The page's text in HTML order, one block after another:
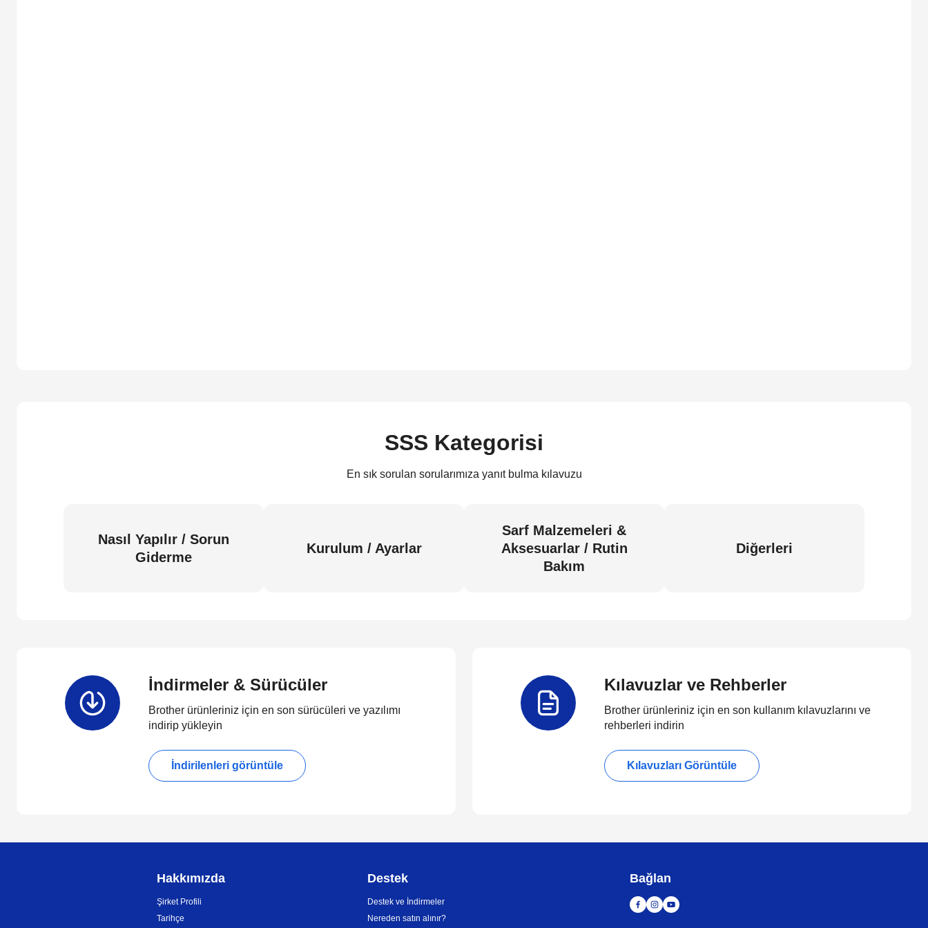
SSS Kategorisi
En sık sorulan sorularımıza yanıt bulma kılavuzu
Nasıl Yapılır / Sorun
Giderme
Kurulum / Ayarlar
Sarf Malzemeleri &
Aksesuarlar / Rutin
Bakım
Diğerleri
İndirmeler & Sürücüler
Brother ürünleriniz için en son sürücüleri ve yazılımı
indirip yükleyin
İndirilenleri görüntüle
Kılavuzlar ve Rehberler
Brother ürünleriniz için en son kullanım kılavuzlarını ve
rehberleri indirin
Kılavuzları Görüntüle
Hakkımızda
Şirket Profili
Tarihçe
Destek
Destek ve İndirmeler
Nereden satın alınır?
Bağlan